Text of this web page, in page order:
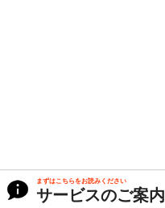
まずはこちらをお読みください
サービスのご案内